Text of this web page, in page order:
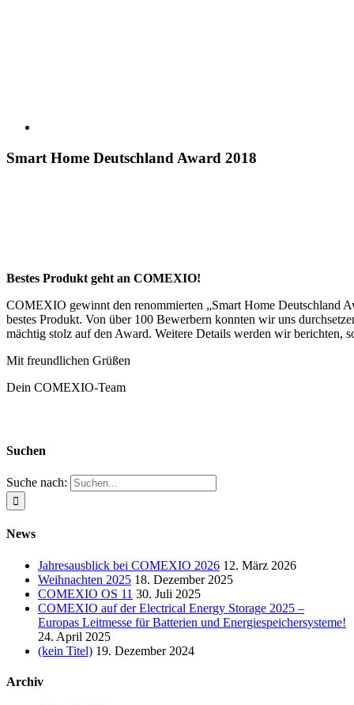
Smart Home Deutschland Award 2018
Bestes Produkt geht an COMEXIO!
COMEXIO gewinnt den renommierten „Smart Home Deutschland
bestes Produkt. Von über 100 Bewerbern konnten wir uns
mächtig stolz auf den Award. Weitere Details werden wir berichten,
Mit freundlichen Grüßen
Dein COMEXIO-Team
Suchen
Suche nach:
News
Jahresausblick bei COMEXIO 2026 12. März 2026
Weihnachten 2025 18. Dezember 2025
COMEXIO OS 11 30. Juli 2025
COMEXIO auf der Electrical Energy Storage 2025 –
Europas Leitmesse für Batterien und Energiespeichersysteme!
24. April 2025
(kein Titel) 19. Dezember 2024
Archiv